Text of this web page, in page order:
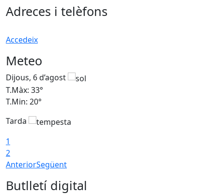
Adreces i telèfons
Accedeix
Meteo
Dijous, 6 d’agost
T.Màx: 33°
T.Min: 20°
Tarda
1
2
AnteriorSegüent
Butlletí digital